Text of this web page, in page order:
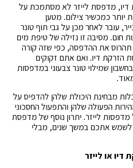
מדפסת לייזר לא מסתמכת על
כמכשיר צילום. מטען
עובר לאחר מכן על גבי תוף טונר
חום. מסיבה זו נזילה של טיפת מים
תהרוס את ההדפסה, כפי שזה קורה
דיו. ואם אתם זקוקים
שמילוי טונר צבעוני במדפסות
מבחינת היכולת שלהן להדפיס על
הפעולה שלהן והתפעול החסכוני
מדפסות לייזר. יתרון נוסף של מדפסת
לשמש אתכם במשך שנים, מבלי
או לייזר